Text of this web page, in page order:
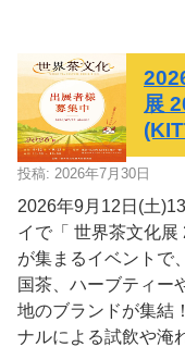
展
投稿: 2026年7月30日
2026年9月12日(土
イで「 世界茶文化
が集まるイベントで
国茶、ハーブティー
地のブランドが集結
ナルによる試飲や淹